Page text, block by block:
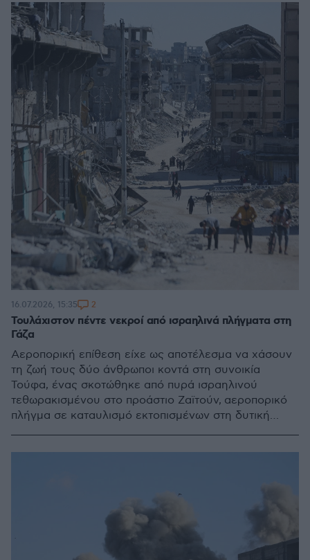
Τουλάχιστον πέντε νεκροί από ισραηλινά πλήγματα στη
Γάζα
Αεροπορική επίθεση είχε ως αποτέλεσμα να χάσουν
τη ζωή τους δύο άνθρωποι κοντά στη συνοικία
Τούφα, ένας σκοτώθηκε από πυρά ισραηλινού
τεθωρακισμένου στο προάστιο Ζαϊτούν, αεροπορικό
πλήγμα σε καταυλισμό εκτοπισμένων στη δυτική
16.07.2026, 15:35 2